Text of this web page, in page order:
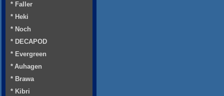
* Faller
* Heki
* Noch
* DECAPOD
* Evergreen
* Auhagen
* Brawa
* Kibri